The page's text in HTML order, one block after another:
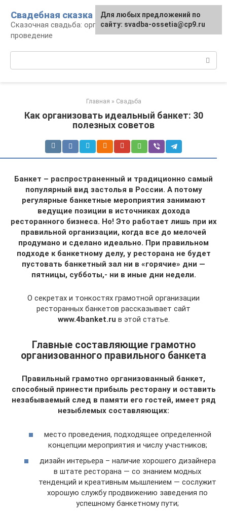
контенту
Свадебная сказка
Сказочная свадьба: организация и
проведение
Главная » Свадьба
Как организовать идеальный банкет: 30
полезных советов
Банкет – распространенный и традиционно самый
популярный вид застолья в России. А потому
регулярные банкетные мероприятия занимают
ведущие позиции в источниках дохода
ресторанного бизнеса. Но! Это работает лишь при их
правильной организации, когда все до мелочей
продумано и сделано идеально. При правильном
подходе к банкетному делу, у ресторана не будет
пустовать банкетный зал ни в «горячие» дни —
пятницы, субботы,- ни в иные дни недели.
О секретах и тонкостях грамотной организации
ресторанных банкетов рассказывает сайт
www.4banket.ru в этой статье.
Главные составляющие грамотно
организованного правильного банкета
Правильный грамотно организованный банкет,
способный принести прибыль ресторану и оставить
незабываемый след в памяти его гостей, имеет ряд
незыблемых составляющих:
место проведения, подходящее определенной
концепции мероприятия и числу участников;
дизайн интерьера – наличие хорошего дизайнера
в штате ресторана — со знанием модных
тенденций и креативным мышлением — сослужит
хорошую службу продвижению заведения по
успешному банкетному пути;
Для любых предложений по
сайту: svadba-ossetia@cp9.ru